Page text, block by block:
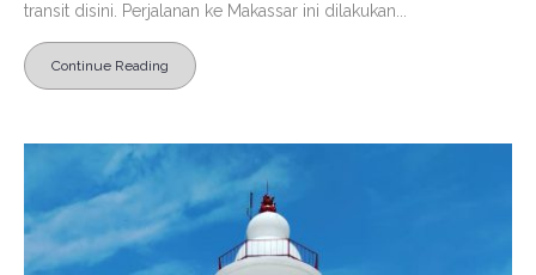
transit disini. Perjalanan ke Makassar ini dilakukan...
Continue Reading